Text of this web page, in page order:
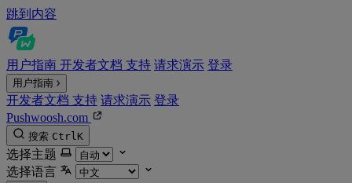
跳到内容
用户指南 开发者文档 支持 请求演示 登录
用户指南
开发者文档 支持 请求演示 登录
Pushwoosh.com
搜索 CtrlK
选择主题
选择语言